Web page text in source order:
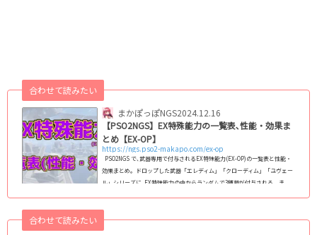
まかぽっぽNGS
合わせて読みたい
2024.12.16
【PSO2NGS】EX特殊能力の一覧表､性能・効果ま
とめ【EX-OP】
https://ngs.pso2-makapo.com/ex-op
PSO2NGS で､武器専用で付与されるEX特殊能力(EX-OP)の一覧表と性能・
効果まとめ｡ ドロップした武器「エレディム」「クローディム」「ユヴェー
ル」シリーズに､EX特殊能力の中からランダムで3種類が付与される｡ ま
殊能力の種類・性能・効果一覧表 ドロップ報告や､性能､効果の報告は随時
募集中です｡ EX特殊能力 メイン効果一覧(末尾文字以外の効果...
合わせて読みたい